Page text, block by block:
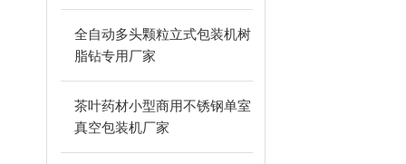
全自动多头颗粒立式包装机树
脂钻专用厂家
茶叶药材小型商用不锈钢单室
真空包装机厂家